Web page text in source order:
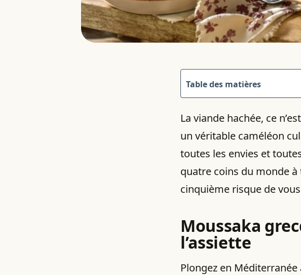
Table des matières
La viande hachée, ce
un véritable caméléon
toutes les envies et
quatre coins du monde
cinquième risque de
Moussaka
l’assiette
Plongez en Méditerranée